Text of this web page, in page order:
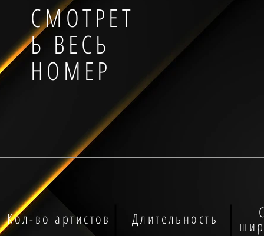
СМОТРЕТ
Ь ВЕСЬ
НОМЕР
Кол-во артистов Длительность